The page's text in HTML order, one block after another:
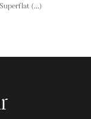
(...)